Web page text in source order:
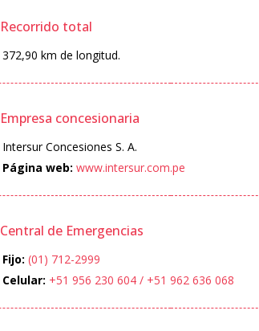
Recorrido total
372,90 km de longitud.
Empresa concesionaria
Intersur Concesiones S. A.
Página web: www.intersur.com.pe
Central de Emergencias
Fijo: (01) 712-2999
Celular: +51 956 230 604 / +51 962 636 068